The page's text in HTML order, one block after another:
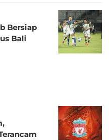
Bersiap
Bali